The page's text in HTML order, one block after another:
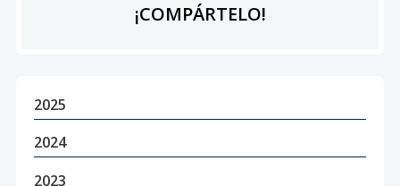
¡COMPÁRTELO!
2025
2024
2023